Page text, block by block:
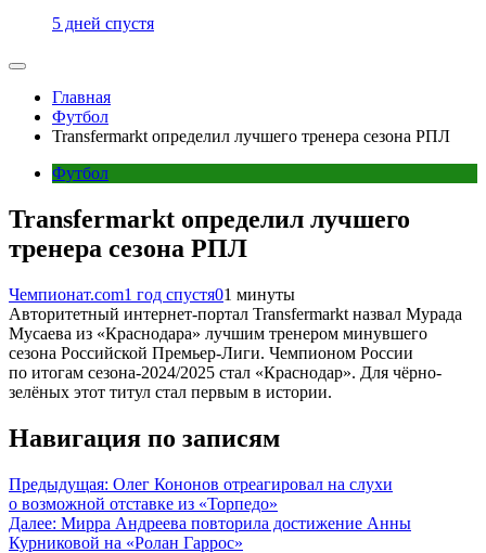
5 дней спустя
Главная
Футбол
Transfermarkt определил лучшего тренера сезона РПЛ
Футбол
Transfermarkt определил лучшего
тренера сезона РПЛ
Чемпионат.com1 год спустя01 минуты
Авторитетный интернет-портал Transfermarkt назвал Мурада
Мусаева из «Краснодара» лучшим тренером минувшего
сезона Российской Премьер-Лиги. Чемпионом России
по итогам сезона-2024/2025 стал «Краснодар». Для чёрно-
зелёных этот титул стал первым в истории.
Навигация по записям
Предыдущая: Олег Кононов отреагировал на слухи
о возможной отставке из «Торпедо»
Далее: Мирра Андреева повторила достижение Анны
Курниковой на «Ролан Гаррос»